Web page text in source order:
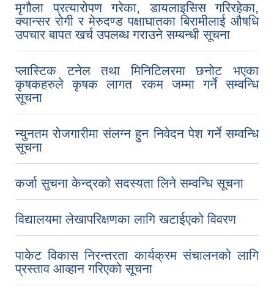
मृगौला प्रत्यारोपण गरेका, डायलाइसिस गरिरहेका,
क्यान्सर रोगी र मेरुदण्ड पक्षाघातका बिरामीलाई औषधि
उपचार बापत खर्च उपलब्ध गराउने सम्बन्धी सूचना
प्लास्टिक टनेल तथा मिनिटिलरमा छनोट भएका
कृषकहरुले कृषक लागत रकम जम्मा गर्ने सम्वन्धि
सूचना
न्युनतम रोजगारीमा संलग्‍न हुन निवेदन पेश गर्ने सम्वन्धि
सूचना
कर्जा सुचना केन्द्रको सदस्यता लिने सम्वन्धि सूचना
विद्यालयमा लेखापरिक्षणका लागि खटाईएको विवरण
पाकेट विकास निरन्तरता कार्यक्रम संचालनको लागि
प्रस्ताव आव्हान गरिएको सूचना